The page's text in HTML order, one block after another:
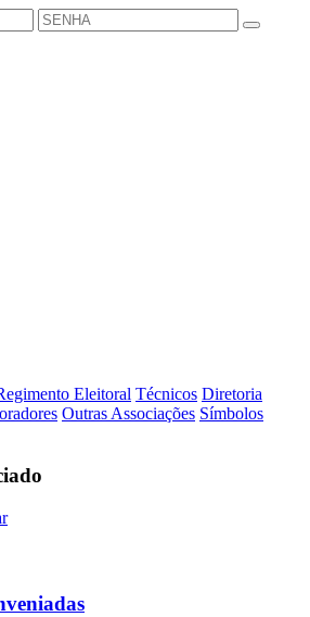
Eleitoral Técnicos Diretoria
Outras Associações Símbolos